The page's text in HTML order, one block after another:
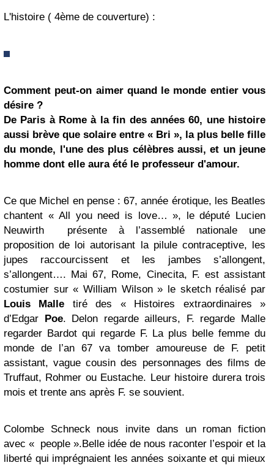
L'histoire ( 4ème de couverture) :
Comment peut-on aimer quand le monde entier vous
désire ?
De Paris à Rome à la fin des années 60, une histoire
aussi brève que solaire entre « Bri », la plus belle fille
du monde, l'une des plus célèbres aussi, et un jeune
homme dont elle aura été le professeur d'amour.
Ce que Michel en pense : 67, année érotique, les Beatles
chantent « All you need is love… », le député Lucien
Neuwirth
présente à l’assemblé nationale une
proposition de loi autorisant la pilule contraceptive, les
jupes raccourcissent et les jambes s’allongent,
s’allongent…. Mai 67, Rome, Cinecita, F. est assistant
costumier sur « William Wilson » le sketch réalisé par
Louis Malle tiré des « Histoires extraordinaires »
d’Edgar Poe. Delon regarde ailleurs, F. regarde Malle
regarder Bardot qui regarde F. La plus belle femme du
monde de l’an 67 va tomber amoureuse de F. petit
assistant, vague cousin des personnages des films de
Truffaut, Rohmer ou Eustache. Leur histoire durera trois
mois et trente ans après F. se souvient.
Colombe Schneck nous invite dans un roman fiction
avec « people ».Belle idée de nous raconter l’espoir et la
liberté qui imprégnaient les années soixante et qui mieux